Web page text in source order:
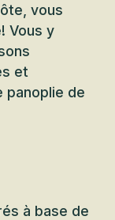
vous
Vous y
et
panoplie de
à base de